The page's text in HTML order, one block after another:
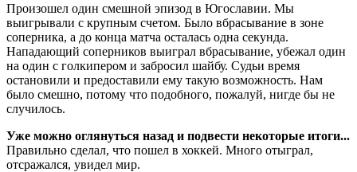
Произошел один смешной эпизод в Югославии. Мы
выигрывали с крупным счетом. Было вбрасывание в зоне
соперника, а до конца матча осталась одна секунда.
Нападающий соперников выиграл вбрасывание, убежал один
на один с голкипером и забросил шайбу. Судьи время
остановили и предоставили ему такую возможность. Нам
было смешно, потому что подобного, пожалуй, нигде бы не
случилось.
Уже можно оглянуться назад и подвести некоторые итоги...
Правильно сделал, что пошел в хоккей. Много отыграл,
отсражался, увидел мир.